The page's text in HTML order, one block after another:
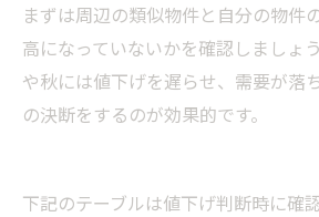
まずは周辺の類似物件と自分の物件
高になっていないかを確認しましょ
や秋には値下げを遅らせ、需要が落
の決断をするのが効果的です。
下記のテーブルは値下げ判断時に確